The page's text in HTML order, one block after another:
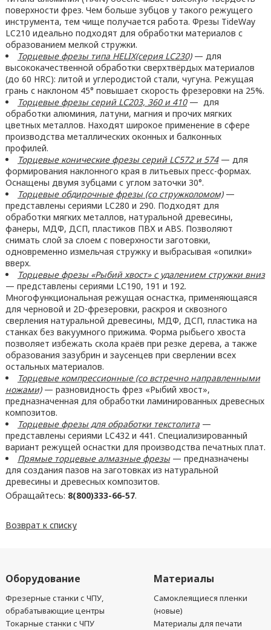
поверхности фрез. Чем больше зубцов у такого режущего
инструмента, тем чище получается работа. Фрезы TideWay
LC210 идеально подходят для обработки материалов с
образованием мелкой стружки.
Торцевые фрезы типа HELIX(серия LC230)— для
высококачественной обработки сверхтвёрдых материалов
(до 60 HRC): литой и углеродистой стали, чугуна. Режущая
грань с наклоном 45° повышает скорость фрезеровки на 25%.
Торцевые фрезы серий LC203, 360 и 410— для
обработки алюминия, латуни, магния и прочих мягких
цветных металлов. Находят широкое применение в сфере
производства металлических оконных и балконных
профилей.
Торцевые конические фрезы серий LC572 и 574— для
формирования наклонного края в литьевых пресс-формах.
Оснащены двумя зубцами с углом заточки 30°.
Торцевые обдирочные фрезы(со стружколомом)—
представлены сериями LC280 и 290. Подходят для
обработки мягких металлов, натуральной древесины,
фанеры, МДФ, ДСП, пластиков ПВХ и ABS. Позволяют
снимать слой за слоем с поверхности заготовки,
одновременно измельчая стружку и выбрасывая «опилки»
вверх.
Торцевые фрезы «Рыбий хвост» с удалением стружки вниз
— представлены сериями LC190, 191 и 192.
Многофункциональная режущая оснастка, применяющаяся
для черновой и 2D-фрезеровки, раскроя и сквозного
сверления натуральной древесины, МДФ, ДСП, пластика на
станках без вакуумного прижима. Форма рыбьего хвоста
позволяет избежать скола краёв при резке дерева, а также
образования зазубрин и заусенцев при сверлении всех
остальных материалов.
Торцевые компрессионные (со встречно направленными
ножами)— разновидность фрез «Рыбий хвост»,
предназначенная для обработки ламинированных древесных
композитов.
Торцевые фрезы для обработки текстолита—
представлены сериями LC432 и 441. Специализированный
вариант режущей оснастки для производства печатных плат.
Прямые торцевые алмазные фрезы— предназначены
для создания пазов на заготовках из натуральной
древесины и древесных композитов.
Обращайтесь: 8(800)333-66-57.
Возврат к списку
Оборудование
Фрезерные станки с ЧПУ,
обрабатывающие центры
Токарные станки с ЧПУ
Материалы
Самоклеящиеся пленки
(новые)
Материалы для печати